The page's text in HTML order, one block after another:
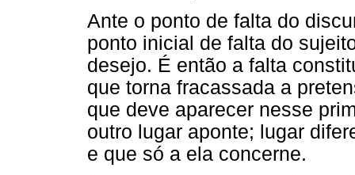
Ante o ponto de falta do
ponto inicial de falta do
desejo. É então a falta
que torna fracassada a
que deve aparecer nesse
outro lugar aponte; lugar
e que só a ela concerne.